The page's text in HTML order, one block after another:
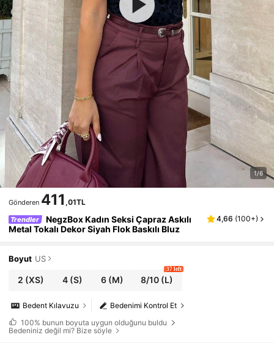
1/6
Gönderen 411 ,01TL
Trendler
NegzBox Kadın Seksi Çapraz Askılı
Metal Tokalı Dekor Siyah Flok Baskılı Bluz
4,66 (100+)
Boyut US
2 (XS) 4(S) 6(M) 8/10 (L)
37 left
Bedenimi Kontrol Et
Bedent Kılavuzu
100% bunun boyuta uygun olduğunu buldu
Bedeniniz değil mi? Bize söyle